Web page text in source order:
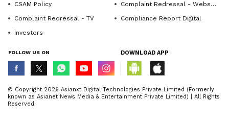
CSAM Policy
Complaint Redressal - Website
Complaint Redressal - TV
Compliance Report Digital
Investors
FOLLOW US ON DOWNLOAD APP
© Copyright 2026 Asianxt Digital Technologies Private Limited (Formerly
known as Asianet News Media & Entertainment Private Limited) | All Rights
Reserved